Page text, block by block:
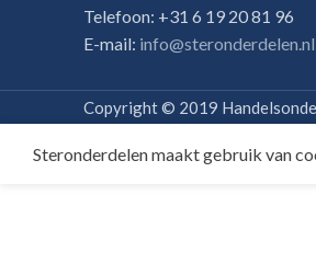
Telefoon: +31 6 19 20 81 96
E-mail: info@steronderdelen.nl
Copyright © 2019
Steronderdelen maakt gebruik van